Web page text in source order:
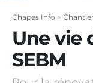
Chapes Info >
Une vie
SEBM